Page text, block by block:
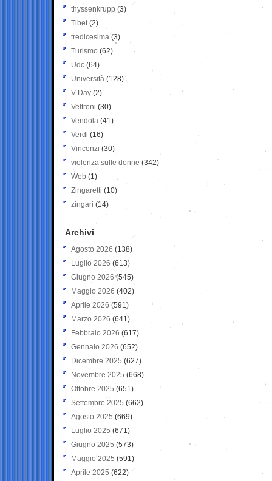
thyssenkrupp (3)
Tibet(2)
tredicesima (3)
Turismo (62)
Udc (64)
Università (128)
V-Day (2)
Veltroni (30)
Vendola (41)
Verdi (16)
Vincenzi (30)
violenza sulle donne (342)
Web (1)
Zingaretti (10)
zingari (14)
Archivi
Agosto 2026 (138)
Luglio 2026 (613)
Giugno 2026 (545)
Maggio 2026 (402)
Aprile 2026 (591)
Marzo 2026 (641)
Febbraio 2026 (617)
Gennaio 2026 (652)
Dicembre 2025 (627)
Novembre 2025 (668)
Ottobre 2025 (651)
Settembre 2025 (662)
Agosto 2025 (669)
Luglio 2025 (671)
Giugno 2025 (573)
Maggio 2025 (591)
Aprile 2025 (622)